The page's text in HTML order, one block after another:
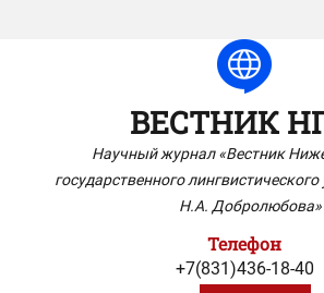
ВЕСТНИК
Научный журнал «Вестник
государственного
Н.А. Добролюбова»
Телефон
+7(831)436-18-40